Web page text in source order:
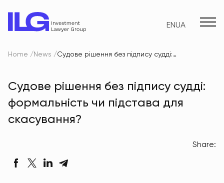
ENUA
Home News Судове рішення без підпису судді: формальність чи підстава для скасування?
Судове рішення без підпису судді:
формальність чи підстава для
скасування?
Share: